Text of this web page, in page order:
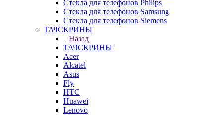
Стекла для телефонов Philips
Стекла для телефонов Samsung
Стекла для телефонов Siemens
ТАЧСКРИНЫ
Назад
ТАЧСКРИНЫ
Acer
Alcatel
Asus
Fly
HTC
Huawei
Lenovo